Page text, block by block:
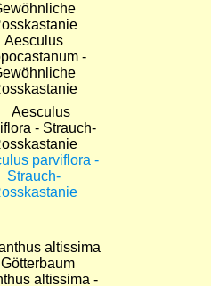
Aesculus
-
parviflora -
Strauch-
altissima -